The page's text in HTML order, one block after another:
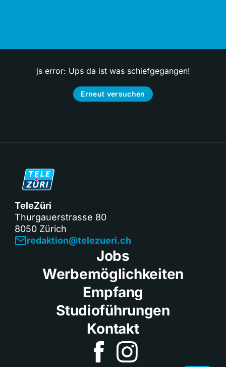
js error: Ups da ist was schiefgegangen!
Erneut versuchen
TeleZüri
Thurgauerstrasse 80
8050 Zürich
redaktion@telezueri.ch
Jobs
Werbemöglichkeiten
Empfang
Studioführungen
Kontakt